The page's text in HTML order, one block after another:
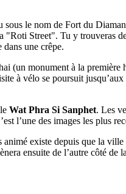
le nom de Fort du
"Roti Street". Tu y trouveras
dans une crêpe.
(un monument à la
à vélo se poursuit
Wat Phra Si Sanphet. Les
l’une des images les plus
existe depuis que la
ensuite de l’autre côté